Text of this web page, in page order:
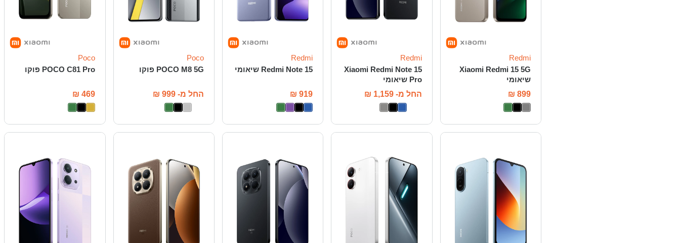
Redmi
Xiaomi Redmi 15 5G
שיאומי
₪ 899
Redmi
Xiaomi Redmi Note 15
Pro שיאומי
החל מ-
₪ 1,159
Redmi
Redmi Note 15 שיאומי
₪ 919
Poco
POCO M8 5G פוקו
החל מ- ₪ 999
Poco
POCO C81 Pro פוקו
₪ 469